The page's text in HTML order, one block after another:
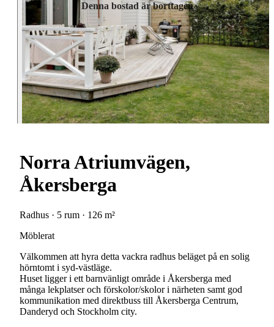
Denna bostad är borttagen
Norra Atriumvägen,
Åkersberga
Radhus · 5 rum · 126 m²
Möblerat
Välkommen att hyra detta vackra radhus beläget på en solig
hörntomt i syd-västläge.
Huset ligger i ett barnvänligt område i Åkersberga med
många lekplatser och förskolor/skolor i närheten samt god
kommunikation med direktbuss till Åkersberga Centrum,
Danderyd och Stockholm city.